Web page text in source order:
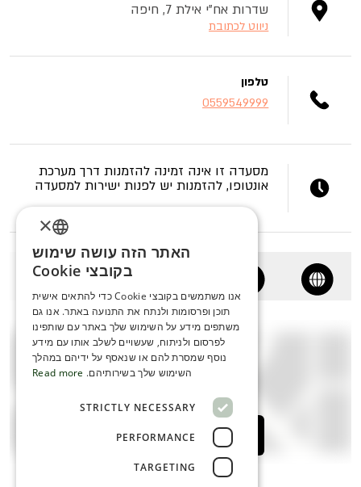
שדרות אח"י אילת 7, חיפה
ניווט לכתובת
טלפון
0559549999
מסעדה זו אינה זמינה להזמנות דרך מערכת
אונטופו, להזמנות יש לפנות ישירות למסעדה
לחצו כאן לצפייה במפה
ENGLISH
SERBIA
HEBREW
RUSSIAN
SERBIAN-2
×
האתר הזה עושה שימוש
בקובצי Cookie
אנו משתמשים בקובצי Cookie כדי להתאים אישית
תוכן ופרסומות ולנתח את התנועה באתר. אנו גם
משתפים מידע על השימוש שלך באתר עם שותפינו
לפרסום ולניתוח, שעשויים לשלב אותו עם מידע
נוסף שמסרת להם או שנאסף על ידיהם במהלך
השימוש שלך בשירותיהם. Read more
STRICTLY NECESSARY
PERFORMANCE
TARGETING